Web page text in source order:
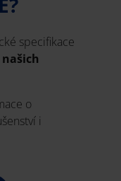
specifikace
našich
o
i